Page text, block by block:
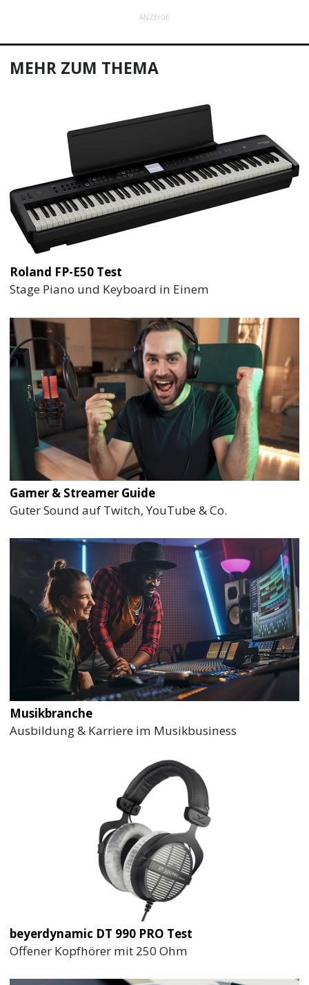
ANZEIGE
MEHR ZUM THEMA
Roland FP-E50 Test
Stage Piano und Keyboard in Einem
Gamer & Streamer Guide
Guter Sound auf Twitch, YouTube & Co.
Musikbranche
Ausbildung & Karriere im Musikbusiness
beyerdynamic DT 990 PRO Test
Offener Kopfhörer mit 250 Ohm